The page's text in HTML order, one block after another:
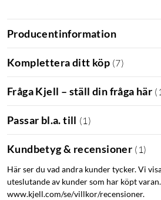
tangenter du inte vill ha i vägen för
GX Blue Clicky
G Pro kommer med Logitechs egna
är registrerat. Avstånd till
Micro-USB-kabel (1,8 m). Mått:
Producentinformation
Komplettera ditt köp (7)
Fråga Kjell – ställ din fråga här ( 1
Passar bl.a. till (1 )
Kundbetyg & recensioner ( 1 )
Här ser du vad andra kunder tycker. Vi
uteslutande av kunder som har köpt
www.kjell.com/se/villkor/recensioner.